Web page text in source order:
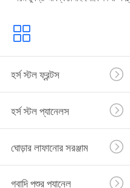
হর্স স্টল ফ্রন্টস
হর্স স্টল প্যানেলস
ঘোড়ার লাফানোর সরঞ্জাম
গবাদি পশুর প্যানেল